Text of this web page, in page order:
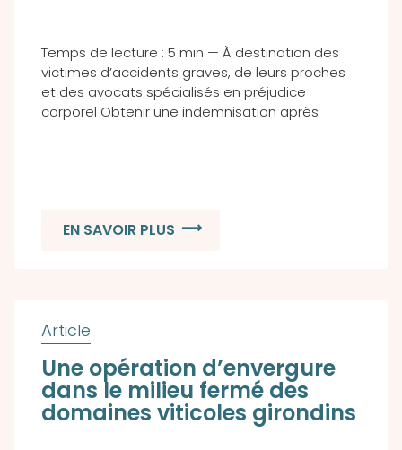
Temps de lecture : 5 min — À destination des
victimes d’accidents graves, de leurs proches
et des avocats spécialisés en préjudice
corporel Obtenir une indemnisation après
EN SAVOIR PLUS
Une opération d’envergure
dans le milieu fermé des
domaines viticoles girondins